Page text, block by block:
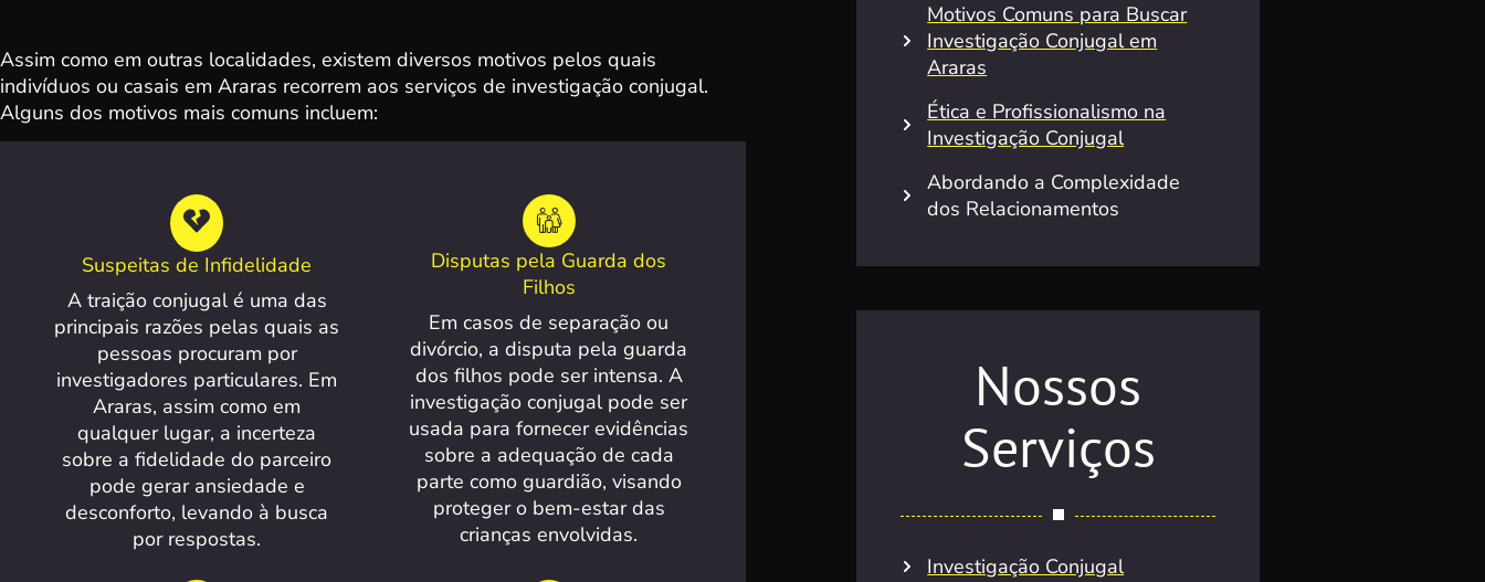
Assim como em outras localidades, existem diversos motivos pelos quais
indivíduos ou casais em Araras recorrem aos serviços de investigação conjugal.
Alguns dos motivos mais comuns incluem:
Suspeitas de Infidelidade
A traição conjugal é uma das
principais razões pelas quais as
pessoas procuram por
investigadores particulares. Em
Araras, assim como em
qualquer lugar, a incerteza
sobre a fidelidade do parceiro
pode gerar ansiedade e
desconforto, levando à busca
por respostas.
Disputas pela Guarda dos
Filhos
Em casos de separação ou
divórcio, a disputa pela guarda
dos filhos pode ser intensa. A
investigação conjugal pode ser
usada para fornecer evidências
sobre a adequação de cada
parte como guardião, visando
proteger o bem-estar das
crianças envolvidas.
Motivos Comuns para Buscar
Investigação Conjugal em
Araras
Ética e Profissionalismo na
Investigação Conjugal
Abordando a Complexidade
dos Relacionamentos
Nossos
Serviços
Investigação Conjugal